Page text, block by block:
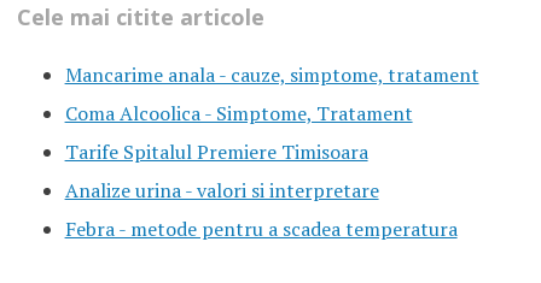
Cele mai citite articole
Mancarime anala - cauze, simptome, tratament
Coma Alcoolica - Simptome, Tratament
Tarife Spitalul Premiere Timisoara
Analize urina - valori si interpretare
Febra - metode pentru a scadea temperatura